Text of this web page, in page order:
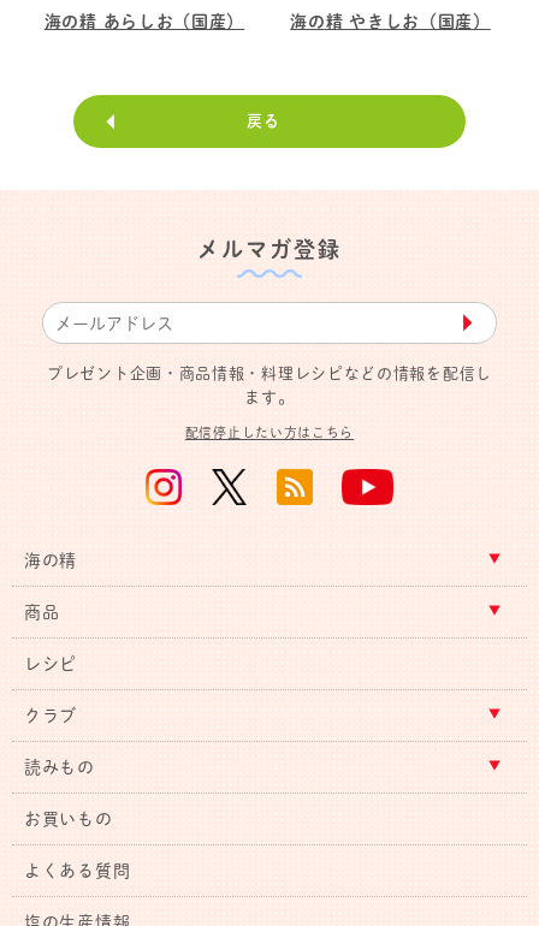
海の精 あらしお（国産） 海の精 やきしお（国産）
戻る
メルマガ登録
▶︎
プレゼント企画・商品情報・料理レシピなどの情報を配信し
ます。
配信停止したい方はこちら
海の精
商品
レシピ
クラブ
読みもの
お買いもの
よくある質問